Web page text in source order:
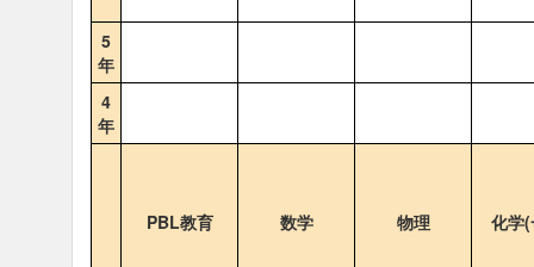
5
年
4
年
PBL教育 数学 物理 化学